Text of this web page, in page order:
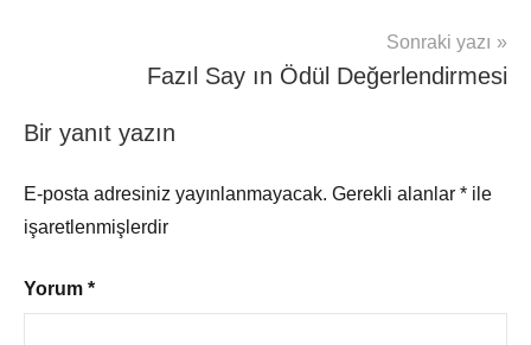
Sonraki yazı
Fazıl Say ın Ödül Değerlendirmesi
Bir yanıt yazın
E-posta adresiniz yayınlanmayacak. Gerekli alanlar * ile
işaretlenmişlerdir
Yorum *